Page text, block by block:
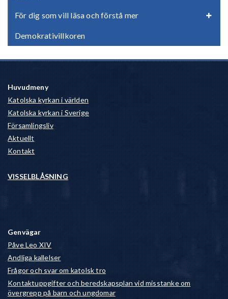
För dig som vill läsa och förstå mer
Demokrativillkoren
Huvudmeny
Katolska kyrkan i världen
Katolska kyrkan i Sverige
Församlingsliv
Aktuellt
Kontakt
VISSELBLÅSNING
Genvägar
Påve Leo XIV
Andliga kallelser
Frågor och svar om katolsk tro
Kontaktuppgifter och beredskapsplan vid misstanke om
övergrepp på barn och ungdomar